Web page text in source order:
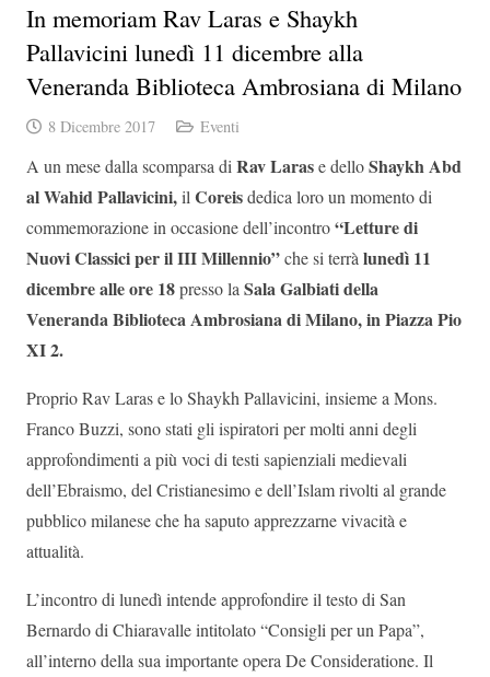
In memoriam Rav Laras e Shaykh
Pallavicini lunedì 11 dicembre alla
Veneranda Biblioteca Ambrosiana di Milano
8 Dicembre 2017 Eventi
A un mese dalla scomparsa diRav Larase delloShaykh Abd
al Wahid Pallavicini,ilCoreisdedica loro un momento di
commemorazione in occasione dell’incontro“Letture di
Nuovi Classici per il III Millennio”che si terràlunedì 11
dicembre alle ore 18presso laSala Galbiati della
Veneranda Biblioteca Ambrosiana di Milano, in Piazza Pio
XI 2.
Proprio Rav Laras e lo Shaykh Pallavicini, insieme a Mons.
Franco Buzzi, sono stati gli ispiratori per molti anni degli
approfondimenti a più voci di testi sapienziali medievali
dell’Ebraismo, del Cristianesimo e dell’Islam rivolti al grande
pubblico milanese che ha saputo apprezzarne vivacità e
attualità.
L’incontro di lunedì intende approfondire il testo di San
Bernardo di Chiaravalle intitolato “Consigli per un Papa”,
all’interno della sua importante opera De Consideratione. Il